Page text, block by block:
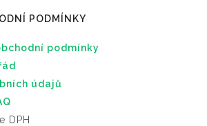
PODMÍNKY
podmínky
údajů
DPH